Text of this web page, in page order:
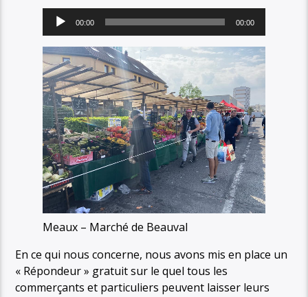
Lecteur
audio
00:00 00:00
Meaux – Marché de Beauval
En ce qui nous concerne, nous avons mis en place un
« Répondeur » gratuit sur le quel tous les
commerçants et particuliers peuvent laisser leurs